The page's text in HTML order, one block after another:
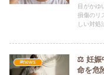
目がかゆ
損傷のリ
しい対処
#news
⚖️ 妊娠
命を危